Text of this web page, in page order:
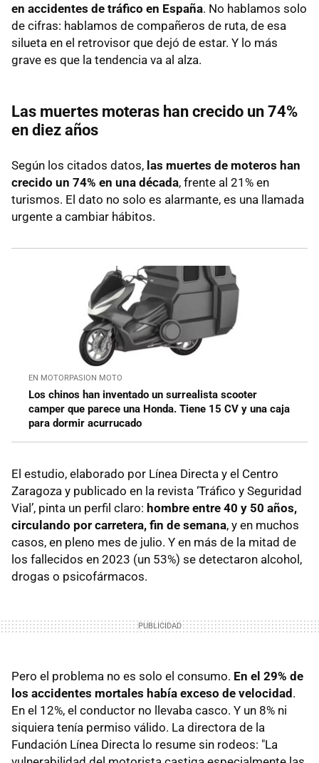
en accidentes de tráfico en España. No hablamos solo
de cifras: hablamos de compañeros de ruta, de esa
silueta en el retrovisor que dejó de estar. Y lo más
grave es que la tendencia va al alza.
Las muertes moteras han crecido un 74%
en diez años
Según los citados datos, las muertes de moteros han
crecido un 74% en una década, frente al 21% en
turismos. El dato no solo es alarmante, es una llamada
urgente a cambiar hábitos.
EN MOTORPASION MOTO
Los chinos han inventado un surrealista scooter
camper que parece una Honda. Tiene 15 CV y una caja
para dormir acurrucado
El estudio, elaborado por Línea Directa y el Centro
Zaragoza y publicado en la revista ‘Tráfico y Seguridad
Vial’, pinta un perfil claro: hombre entre 40 y 50 años,
circulando por carretera, fin de semana, y en muchos
casos, en pleno mes de julio. Y en más de la mitad de
los fallecidos en 2023 (un 53%) se detectaron alcohol,
drogas o psicofármacos.
Pero el problema no es solo el consumo. En el 29% de
los accidentes mortales había exceso de velocidad.
En el 12%, el conductor no llevaba casco. Y un 8% ni
siquiera tenía permiso válido. La directora de la
Fundación Línea Directa lo resume sin rodeos: "La